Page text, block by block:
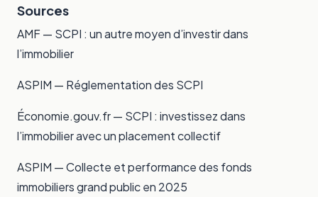
Sources
AMF — SCPI : un autre moyen d’investir dans
l’immobilier
ASPIM — Réglementation des SCPI
Économie.gouv.fr — SCPI : investissez dans
l’immobilier avec un placement collectif
ASPIM —Collecte et performance des fonds
immobiliers grand public en 2025